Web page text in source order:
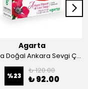
Agarta
Agarta Doğal Ankara Sevgi Çiçeği Sabunu 150 g
%23
₺ 120.00
₺ 92.00